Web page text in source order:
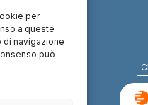
per
a queste
di navigazione
può